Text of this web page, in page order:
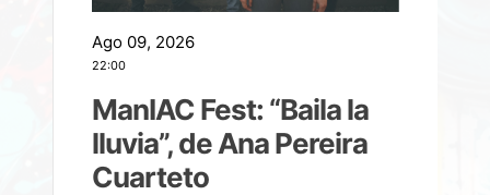
Ago 09, 2026
22:00
ManIAC Fest: “Baila la
lluvia”, de Ana Pereira
Cuarteto